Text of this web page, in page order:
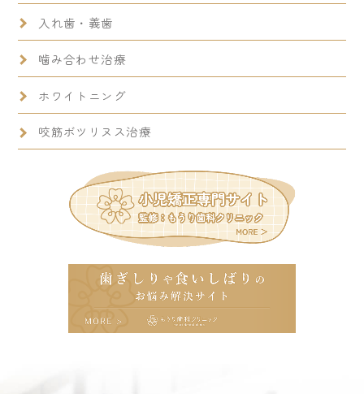
入れ歯・義歯
噛み合わせ治療
ホワイトニング
咬筋ボツリヌス治療